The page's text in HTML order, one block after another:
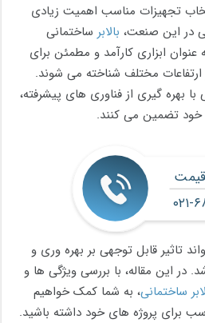
تجهیزات مناسب اهمیت زیادی
در این صنعت، بالابر ساختمانی
ابزاری کارآمد و مطمئن برای
مختلف شناخته می شوند.
با بهره گیری از فناوری های پیشرفته،
خود تضمین می کنند.
قیمت
تاثیر قابل توجهی بر بهره وری و
در این مقاله، با بررسی ویژگی ها و
ساختمانی، به شما کمک خواهیم
برای پروژه های خود داشته باشید.